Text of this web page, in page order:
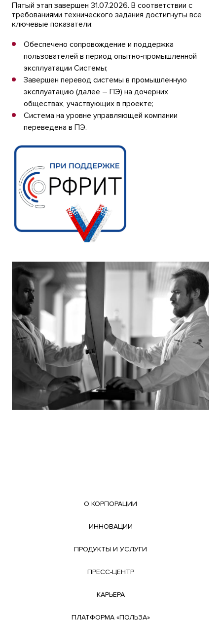
Пятый этап завершен 31.07.2026. В соответствии с
требованиями технического задания достигнуты все
ключевые показатели:
Обеспечено сопровождение и поддержка
пользователей в период опытно-промышленной
эксплуатации Системы;
Завершен перевод системы в промышленную
эксплуатацию (далее – ПЭ) на дочерних
обществах, участвующих в проекте;
Система на уровне управляющей компании
переведена в ПЭ.
О КОРПОРАЦИИ
ИННОВАЦИИ
ПРОДУКТЫ И УСЛУГИ
ПРЕСС-ЦЕНТР
КАРЬЕРА
ПЛАТФОРМА «ПОЛЬЗА»